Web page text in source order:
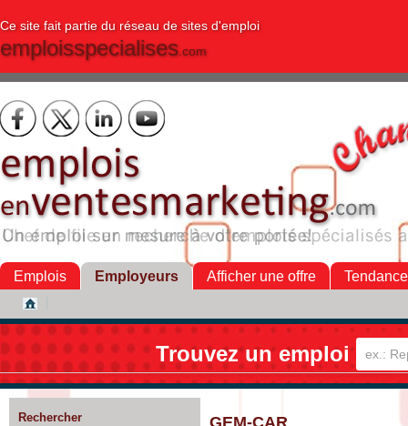
Ce site fait partie du réseau de sites d'emploi
emploisspecialises.com
Emplois Employeurs Afficher une offre
Trouvez un emploi
Rechercher GEM-CAR